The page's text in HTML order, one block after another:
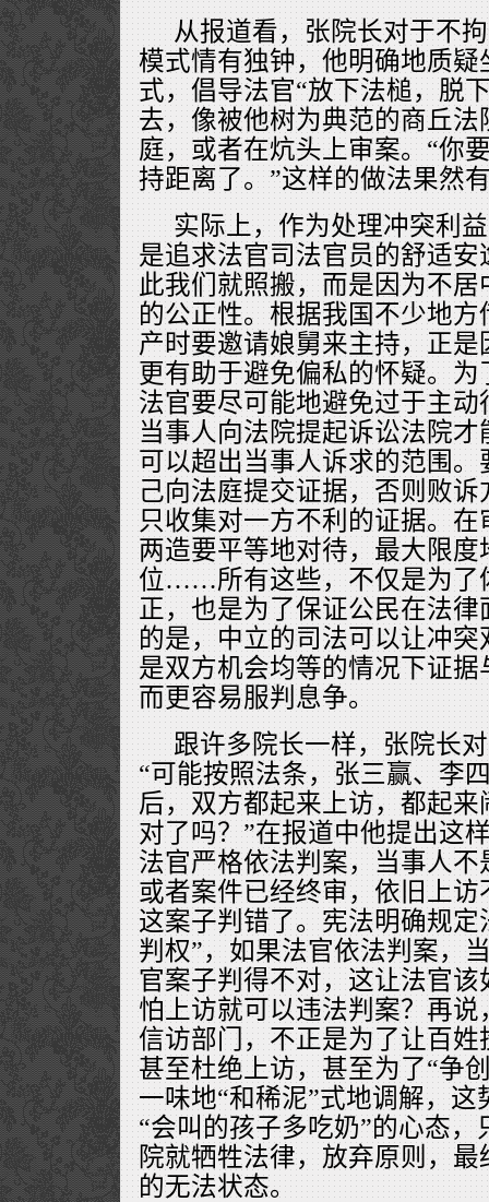
从报道看，张院长对于不
模式情有独钟，他明确地质
式，倡导法官“放下法槌，脱
去，像被他树为典范的商丘
庭，或者在炕头上审案。“你
持距离了。”这样的做法果然
实际上，作为处理冲突利
是追求法官司法官员的舒适
此我们就照搬，而是因为不
的公正性。根据我国不少地
产时要邀请娘舅来主持，正
更有助于避免偏私的怀疑。
法官要尽可能地避免过于主
当事人向法院提起诉讼法院
可以超出当事人诉求的范围
己向法庭提交证据，否则败
只收集对一方不利的证据。
两造要平等地对待，最大限
位……所有这些，不仅是为了
正，也是为了保证公民在法
的是，中立的司法可以让冲
是双方机会均等的情况下证
而更容易服判息争。
跟许多院长一样，张院长
“可能按照法条，张三赢、李
后，双方都起来上访，都起
对了吗？”在报道中他提出这
法官严格依法判案，当事人
或者案件已经终审，依旧上
这案子判错了。宪法明确规定
判权”，如果法官依法判案，
官案子判得不对，这让法官
怕上访就可以违法判案？再
信访部门，不正是为了让百
甚至杜绝上访，甚至为了“争
一味地“和稀泥”式地调解，
“会叫的孩子多吃奶”的心态
院就牺牲法律，放弃原则，
的无法状态。